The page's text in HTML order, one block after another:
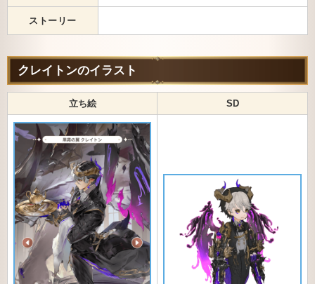
ストーリー
クレイトンのイラスト
立ち絵 SD